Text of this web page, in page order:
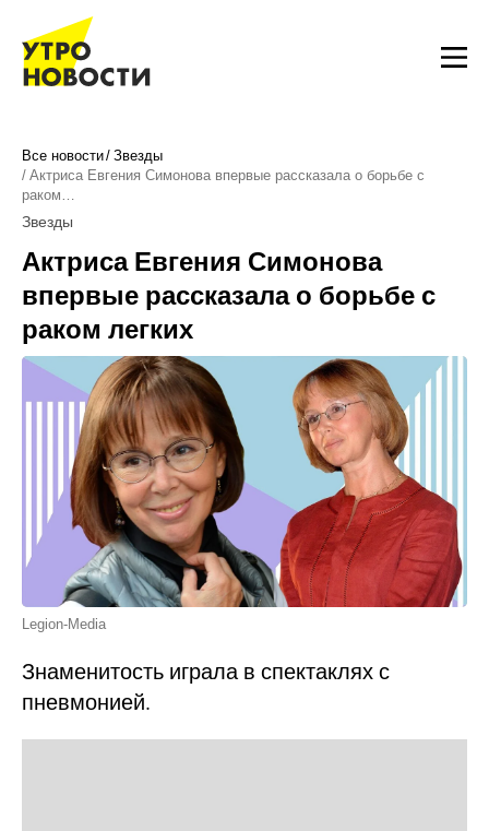
Все новости Звезды
Актриса Евгения Симонова впервые рассказала о борьбе с
раком…
Звезды
Актриса Евгения Симонова
впервые рассказала о борьбе с
раком легких
Legion-Media
Знаменитость играла в спектаклях с
пневмонией.